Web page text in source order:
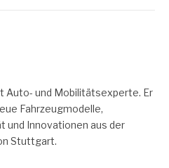
Auto- und Mobilitätsexperte. Er
Fahrzeugmodelle,
und Innovationen aus der
Stuttgart.